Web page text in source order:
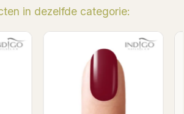
in dezelfde categorie:
Gel Polish Fireman Gel Polish